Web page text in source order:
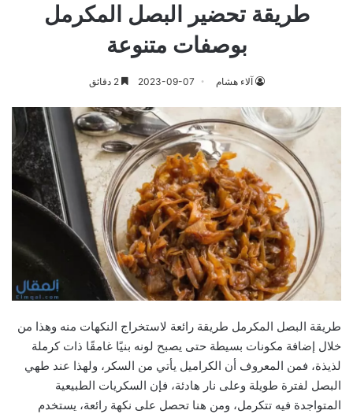
طريقة تحضير البصل المكرمل
بوصفات متنوعة
آلاء هشام 2023-09-07 2 دقائق
طريقة البصل المكرمل طريقة رائعة لاستخراج النكهات منه وهذا من
خلال إضافة مكونات بسيطة حتى يصبح لونه بنيًا غامقًا ذات كرملة
لذيذة، فمن المعروف أن الكراميل يأتي من السكر، ولهذا عند طهي
البصل لفترة طويلة وعلى نار هادئة، فإن السكريات الطبيعية
المتواجدة فيه تتكرمل، ومن هنا تحصل على نكهة رائعة، يستخدم